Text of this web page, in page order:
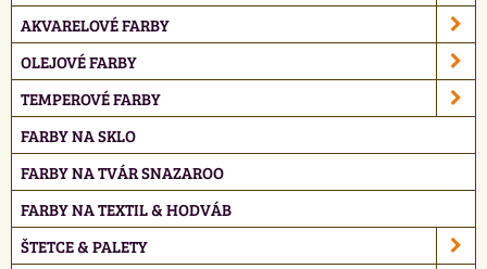
AKVARELOVÉ FARBY
OLEJOVÉ FARBY
TEMPEROVÉ FARBY
FARBY NA SKLO
FARBY NA TVÁR SNAZAROO
FARBY NA TEXTIL & HODVÁB
ŠTETCE & PALETY